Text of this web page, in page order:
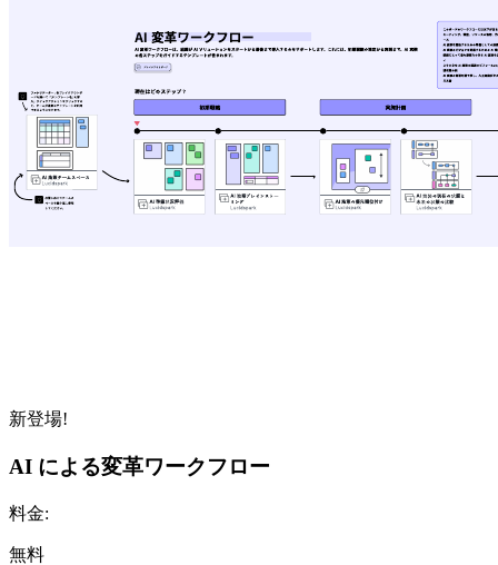
新登場!
AI による変革ワークフロー
料金:
無料